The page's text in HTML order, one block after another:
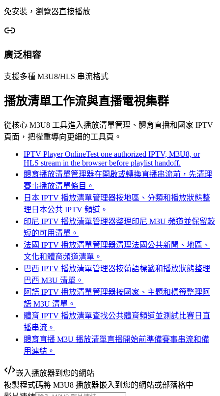
免安裝，瀏覽器直接播放
廣泛相容
支援多種 M3U8/HLS 串流格式
播放清單工作流與直播電視集群
從核心 M3U8 工具進入播放清單管理、體育直播和國家 IPTV
頁面，把權重導向更細的工具頁。
IPTV Player OnlineTest one authorized IPTV, M3U8, or
HLS stream in the browser before playlist handoff.
體育播放清單管理器在開啟或轉換直播串流前，先清理
賽事播放清單條目。
日本 IPTV 播放清單管理器按地區、分類和播放狀態整
理日本公共 IPTV 頻道。
印尼 IPTV 播放清單管理器整理印尼 M3U 頻道並保留較
短的可用清單。
法國 IPTV 播放清單管理器清理法國公共新聞、地區、
文化和體育頻道清單。
巴西 IPTV 播放清單管理器按葡語標籤和播放狀態整理
巴西 M3U 清單。
阿語 IPTV 播放清單管理器按國家、主題和標籤整理阿
語 M3U 清單。
體育 IPTV 播放清單查找公共體育頻道並測試比賽日直
播串流。
體育直播 M3U 播放清單直播開始前準備賽事串流和備
用連結。
嵌入播放器到您的網站
複製程式碼將 M3U8 播放器嵌入到您的網站或部落格中